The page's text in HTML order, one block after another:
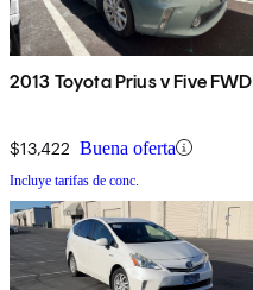
2013 Toyota Prius v Five FWD
$13,422 Buena oferta
Incluye tarifas de conc.